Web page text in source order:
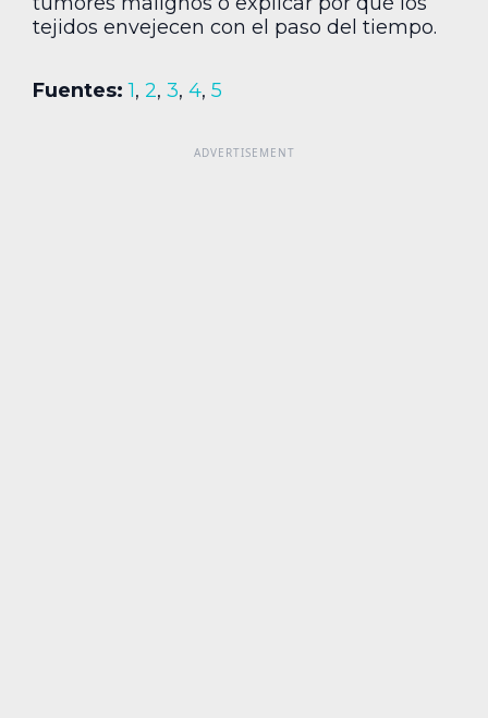
tejidos envejecen con el paso del tiempo.
Fuentes: 1, 2, 3, 4, 5